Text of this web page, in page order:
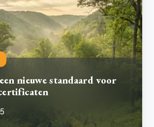
nieuwe standaard voor